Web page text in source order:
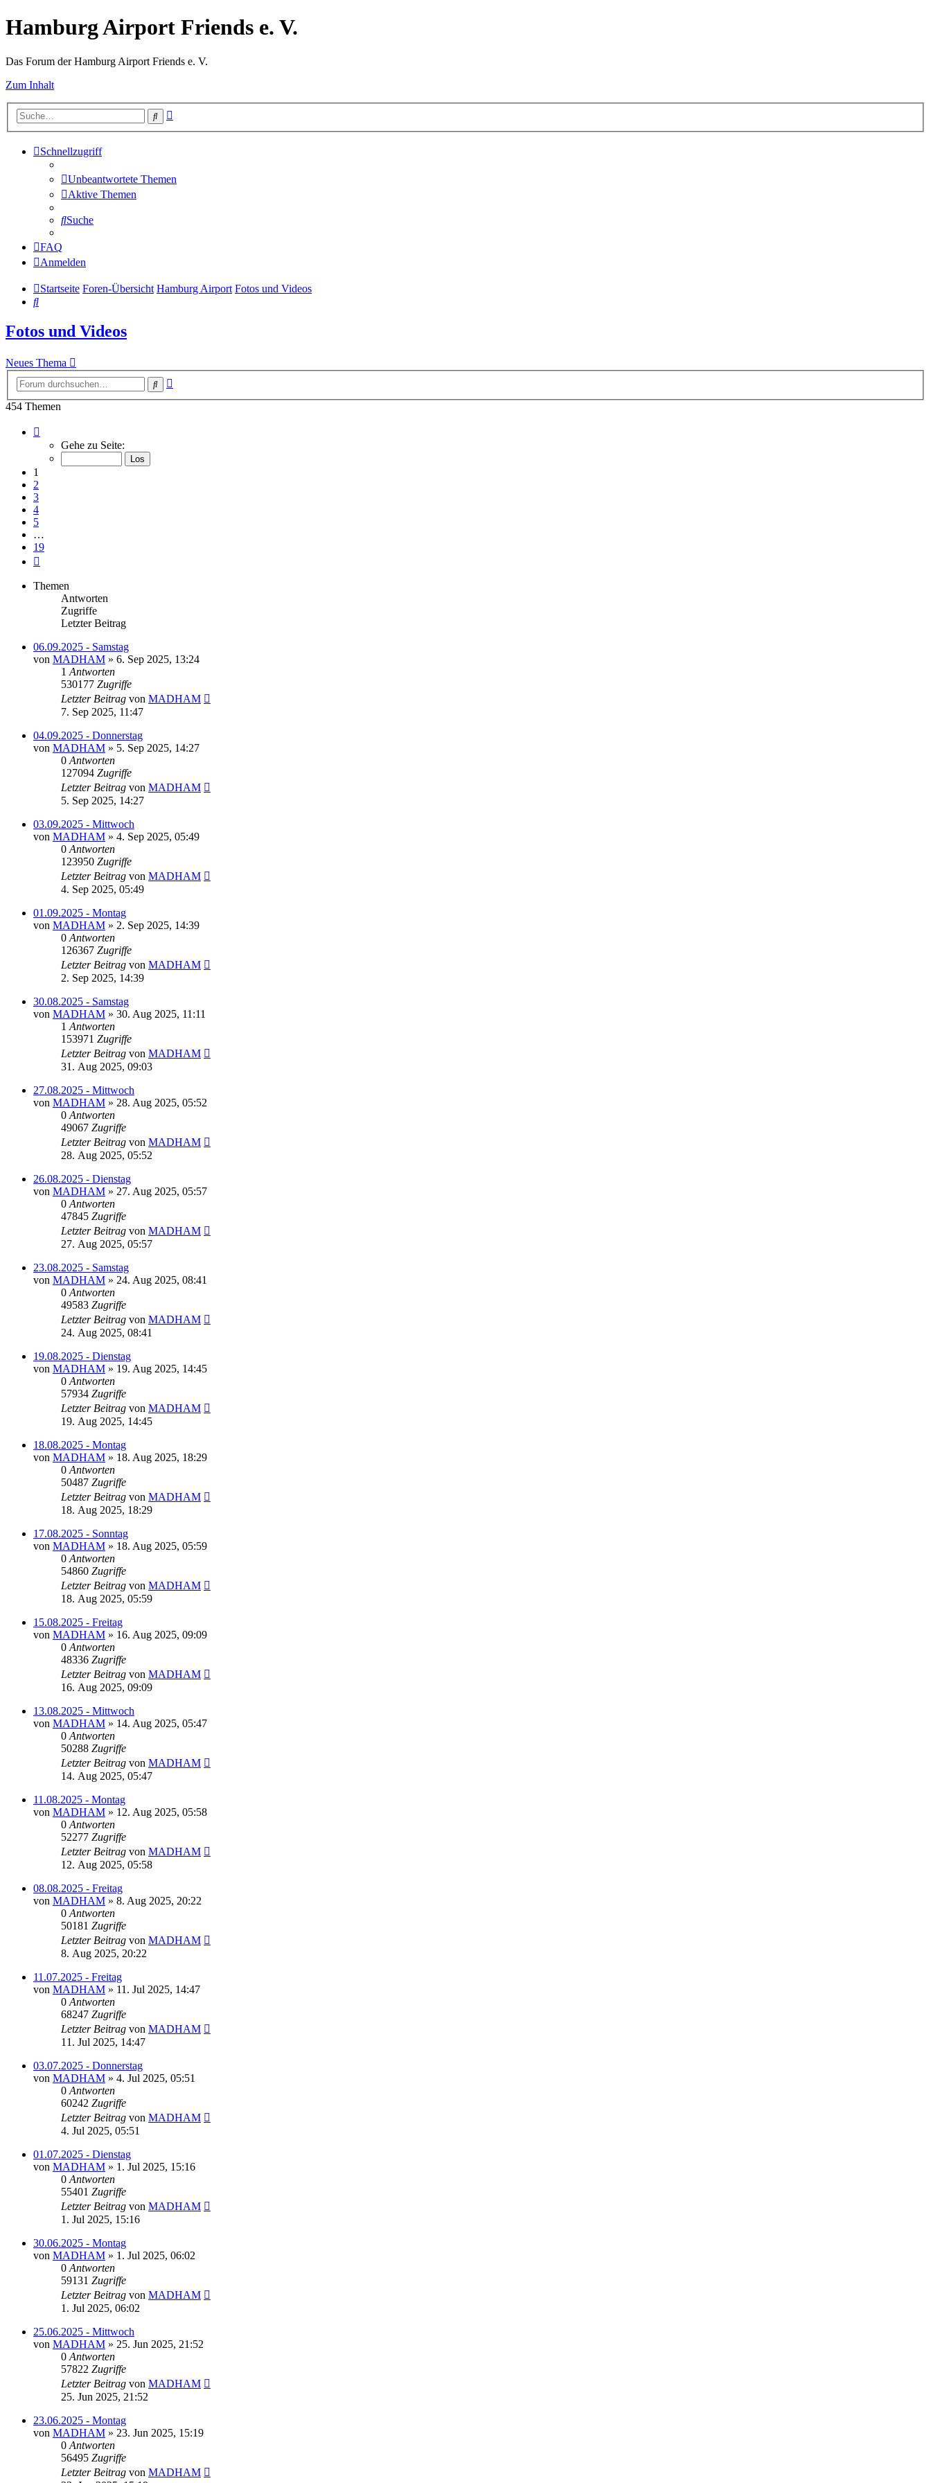
Hamburg Airport Friends e. V.
Das Forum der Hamburg Airport Friends e. V.
Zum Inhalt
Suche
Schnellzugriff
Unbeantwortete Themen
Aktive Themen
Suche
FAQ
Anmelden
Startseite Foren-Übersicht Hamburg Airport Fotos und Videos
Suche
Fotos und Videos
Neues Thema
Suche
454 Themen
von
Gehe zu Seite:
1
2
3
4
5
…
19
Themen
Antworten
Zugriffe
Letzter Beitrag
06.09.2025 - Samstag
von MADHAM » 6. Sep 2025, 13:24
1 Antworten
530177 Zugriffe
Letzter Beitrag von MADHAM
7. Sep 2025, 11:47
04.09.2025 - Donnerstag
von MADHAM » 5. Sep 2025, 14:27
0 Antworten
127094 Zugriffe
Letzter Beitrag von MADHAM
5. Sep 2025, 14:27
03.09.2025 - Mittwoch
von MADHAM » 4. Sep 2025, 05:49
0 Antworten
123950 Zugriffe
Letzter Beitrag von MADHAM
4. Sep 2025, 05:49
01.09.2025 - Montag
von MADHAM » 2. Sep 2025, 14:39
0 Antworten
126367 Zugriffe
Letzter Beitrag von MADHAM
2. Sep 2025, 14:39
30.08.2025 - Samstag
von MADHAM » 30. Aug 2025, 11:11
1 Antworten
153971 Zugriffe
Letzter Beitrag von MADHAM
31. Aug 2025, 09:03
27.08.2025 - Mittwoch
von MADHAM » 28. Aug 2025, 05:52
0 Antworten
49067 Zugriffe
Letzter Beitrag von MADHAM
28. Aug 2025, 05:52
26.08.2025 - Dienstag
von MADHAM » 27. Aug 2025, 05:57
0 Antworten
47845 Zugriffe
Letzter Beitrag von MADHAM
27. Aug 2025, 05:57
23.08.2025 - Samstag
von MADHAM » 24. Aug 2025, 08:41
0 Antworten
49583 Zugriffe
Letzter Beitrag von MADHAM
24. Aug 2025, 08:41
19.08.2025 - Dienstag
von MADHAM » 19. Aug 2025, 14:45
0 Antworten
57934 Zugriffe
Letzter Beitrag von MADHAM
19. Aug 2025, 14:45
18.08.2025 - Montag
von MADHAM » 18. Aug 2025, 18:29
0 Antworten
50487 Zugriffe
Letzter Beitrag von MADHAM
18. Aug 2025, 18:29
17.08.2025 - Sonntag
von MADHAM » 18. Aug 2025, 05:59
0 Antworten
54860 Zugriffe
Letzter Beitrag von MADHAM
18. Aug 2025, 05:59
15.08.2025 - Freitag
von MADHAM » 16. Aug 2025, 09:09
0 Antworten
48336 Zugriffe
Letzter Beitrag von MADHAM
16. Aug 2025, 09:09
13.08.2025 - Mittwoch
von MADHAM » 14. Aug 2025, 05:47
0 Antworten
50288 Zugriffe
Letzter Beitrag von MADHAM
14. Aug 2025, 05:47
11.08.2025 - Montag
von MADHAM » 12. Aug 2025, 05:58
0 Antworten
52277 Zugriffe
Letzter Beitrag von MADHAM
12. Aug 2025, 05:58
08.08.2025 - Freitag
von MADHAM » 8. Aug 2025, 20:22
0 Antworten
50181 Zugriffe
Letzter Beitrag von MADHAM
8. Aug 2025, 20:22
11.07.2025 - Freitag
von MADHAM » 11. Jul 2025, 14:47
0 Antworten
68247 Zugriffe
Letzter Beitrag von MADHAM
11. Jul 2025, 14:47
03.07.2025 - Donnerstag
von MADHAM » 4. Jul 2025, 05:51
0 Antworten
60242 Zugriffe
Letzter Beitrag von MADHAM
4. Jul 2025, 05:51
01.07.2025 - Dienstag
von MADHAM » 1. Jul 2025, 15:16
0 Antworten
55401 Zugriffe
Letzter Beitrag von MADHAM
1. Jul 2025, 15:16
30.06.2025 - Montag
von MADHAM » 1. Jul 2025, 06:02
0 Antworten
59131 Zugriffe
Letzter Beitrag von MADHAM
1. Jul 2025, 06:02
25.06.2025 - Mittwoch
von MADHAM » 25. Jun 2025, 21:52
0 Antworten
57822 Zugriffe
Letzter Beitrag von MADHAM
25. Jun 2025, 21:52
23.06.2025 - Montag
von MADHAM » 23. Jun 2025, 15:19
0 Antworten
56495 Zugriffe
Letzter Beitrag von MADHAM